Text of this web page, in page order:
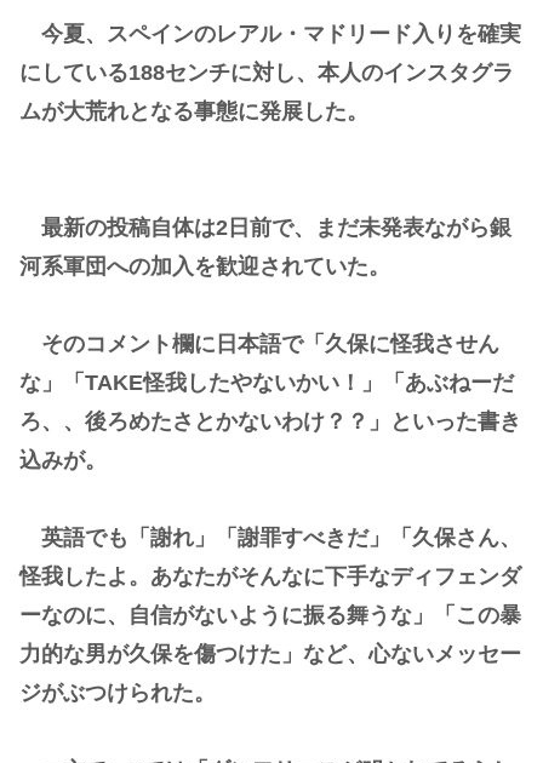
今夏、スペインのレアル・マドリード入りを確実
にしている188センチに対し、本人のインスタグラ
ムが大荒れとなる事態に発展した。
最新の投稿自体は2日前で、まだ未発表ながら銀
河系軍団への加入を歓迎されていた。
そのコメント欄に日本語で「久保に怪我させん
な」「TAKE怪我したやないかい！」「あぶねーだ
ろ、、後ろめたさとかないわけ？？」といった書き
込みが。
英語でも「謝れ」「謝罪すべきだ」「久保さん、
怪我したよ。あなたがそんなに下手なディフェンダ
ーなのに、自信がないように振る舞うな」「この暴
力的な男が久保を傷つけた」など、心ないメッセー
ジがぶつけられた。